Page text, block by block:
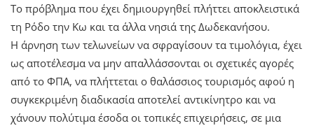
Το πρόβλημα που έχει δημιουργηθεί πλήττει αποκλειστικά
τη Ρόδο την Κω και τα άλλα νησιά της Δωδεκανήσου.
Η άρνηση των τελωνείων να σφραγίσουν τα τιμολόγια, έχει
ως αποτέλεσμα να μην απαλλάσσονται οι σχετικές αγορές
από το ΦΠΑ, να πλήττεται ο θαλάσσιος τουρισμός αφού η
συγκεκριμένη διαδικασία αποτελεί αντικίνητρο και να
χάνουν πολύτιμα έσοδα οι τοπικές επιχειρήσεις, σε μια